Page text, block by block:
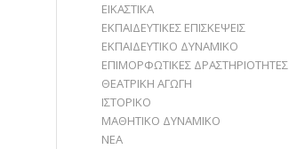
ΕΙΚΑΣΤΙΚΑ
ΕΚΠΑΙΔΕΥΤΙΚΕΣ ΕΠΙΣΚΕΨΕΙΣ
ΕΚΠΑΙΔΕΥΤΙΚΟ ΔΥΝΑΜΙΚΟ
ΕΠΙΜΟΡΦΩΤΙΚΕΣ ΔΡΑΣΤΗΡΙΟΤΗΤΕΣ
ΘΕΑΤΡΙΚΗ ΑΓΩΓΗ
ΙΣΤΟΡΙΚΟ
ΜΑΘΗΤΙΚΟ ΔΥΝΑΜΙΚΟ
ΝΕΑ